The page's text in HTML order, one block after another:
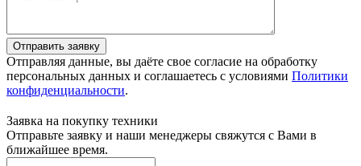
Отправить заявку
Отправляя данные, вы даёте свое согласие на обработку
персональных данных и соглашаетесь с условиями Политики
конфиденциальности.
Заявка на покупку техники
Отправьте заявку и наши менеджеры свяжутся с Вами в
ближайшее время.